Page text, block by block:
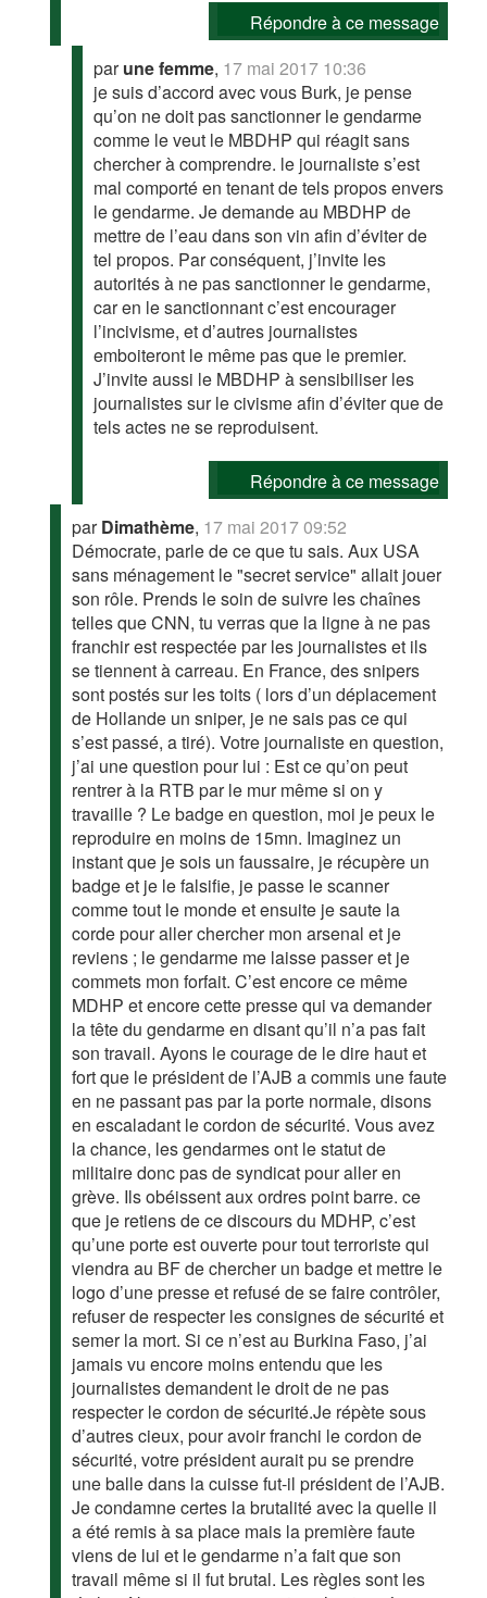
Répondre à ce message
parune femme, 17 mai 2017 10:36
je suis d’accord avec vous Burk, je pense
qu’on ne doit pas sanctionner le gendarme
comme le veut le MBDHP qui réagit sans
chercher à comprendre. le journaliste s’est
mal comporté en tenant de tels propos envers
le gendarme. Je demande au MBDHP de
mettre de l’eau dans son vin afin d’éviter de
tel propos. Par conséquent, j’invite les
autorités à ne pas sanctionner le gendarme,
car en le sanctionnant c’est encourager
l’incivisme, et d’autres journalistes
emboiteront le même pas que le premier.
J’invite aussi le MBDHP à sensibiliser les
journalistes sur le civisme afin d’éviter que de
tels actes ne se reproduisent.
Répondre à ce message
parDimathème, 17 mai 2017 09:52
Démocrate, parle de ce que tu sais. Aux USA
sans ménagement le "secret service" allait jouer
son rôle. Prends le soin de suivre les chaînes
telles que CNN, tu verras que la ligne à ne pas
franchir est respectée par les journalistes et ils
se tiennent à carreau. En France, des snipers
sont postés sur les toits ( lors d’un déplacement
de Hollande un sniper, je ne sais pas ce qui
s’est passé, a tiré). Votre journaliste en question,
j’ai une question pour lui : Est ce qu’on peut
rentrer à la RTB par le mur même si on y
travaille ? Le badge en question, moi je peux le
reproduire en moins de 15mn. Imaginez un
instant que je sois un faussaire, je récupère un
badge et je le falsifie, je passe le scanner
comme tout le monde et ensuite je saute la
corde pour aller chercher mon arsenal et je
reviens ; le gendarme me laisse passer et je
commets mon forfait. C’est encore ce même
MDHP et encore cette presse qui va demander
la tête du gendarme en disant qu’il n’a pas fait
son travail. Ayons le courage de le dire haut et
fort que le président de l’AJB a commis une faute
en ne passant pas par la porte normale, disons
en escaladant le cordon de sécurité. Vous avez
la chance, les gendarmes ont le statut de
militaire donc pas de syndicat pour aller en
grève. Ils obéissent aux ordres point barre. ce
que je retiens de ce discours du MDHP, c’est
qu’une porte est ouverte pour tout terroriste qui
viendra au BF de chercher un badge et mettre le
logo d’une presse et refusé de se faire contrôler,
refuser de respecter les consignes de sécurité et
semer la mort. Si ce n’est au Burkina Faso, j’ai
jamais vu encore moins entendu que les
journalistes demandent le droit de ne pas
respecter le cordon de sécurité.Je répète sous
d’autres cieux, pour avoir franchi le cordon de
sécurité, votre président aurait pu se prendre
une balle dans la cuisse fut-il président de l’AJB.
Je condamne certes la brutalité avec la quelle il
a été remis à sa place mais la première faute
viens de lui et le gendarme n’a fait que son
travail même si il fut brutal. Les règles sont les